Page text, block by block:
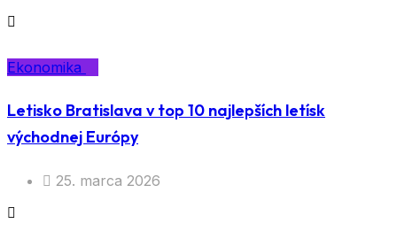
Ekonomika
Letisko Bratislava v top 10 najlepších letísk
východnej Európy
25. marca 2026